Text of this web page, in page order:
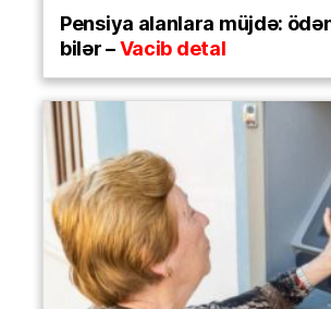
Pensiya alanlara müjdə:
bilər –Vacib detal